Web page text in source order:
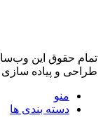
تمام حقوق اين
طراحی و پیاده
منو
دسته بندی ها